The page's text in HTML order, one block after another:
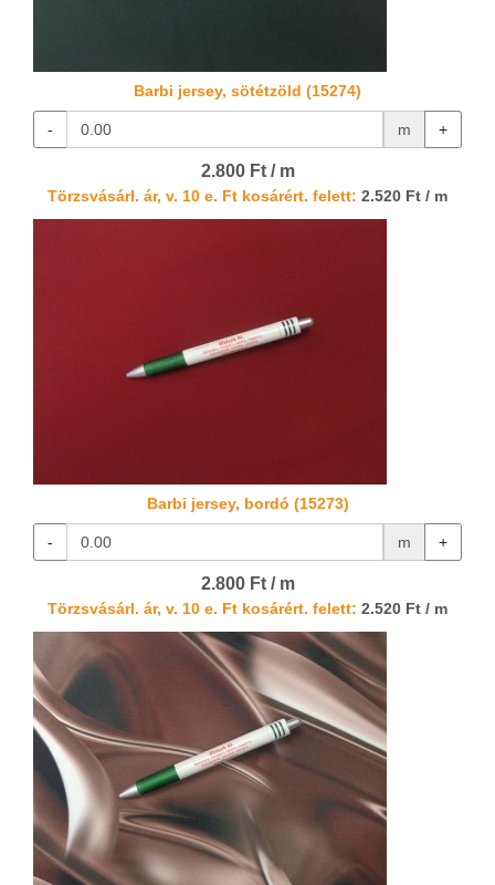
Barbi jersey, sötétzöld (15274)
- m +
2.800 Ft / m
Törzsvásárl. ár, v. 10 e. Ft kosárért. felett: 2.520 Ft / m
Barbi jersey, bordó (15273)
- m +
2.800 Ft / m
Törzsvásárl. ár, v. 10 e. Ft kosárért. felett: 2.520 Ft / m